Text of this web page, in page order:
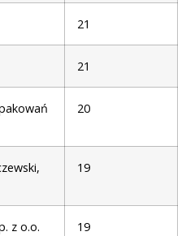
21
21
20
19
z o.o. 19